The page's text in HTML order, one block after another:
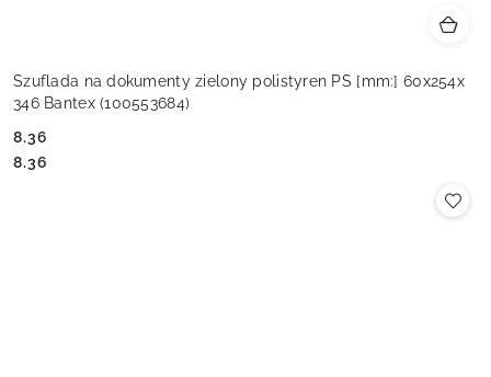
Szuflada na dokumenty zielony polistyren PS [mm:] 60x254x
346 Bantex (100553684)
Cena:
8.36
Cena:
8.36